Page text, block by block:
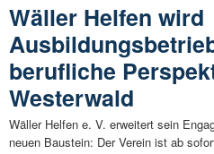
Wäller Helfen wird
berufliche
Westerwald
Wäller Helfen e. V. erweitert sein
neuen Baustein: Der Verein ist ab